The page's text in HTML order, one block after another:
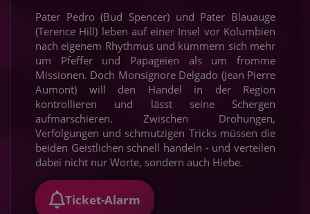
Pater Pedro (Bud Spencer) und Pater Blauauge
(Terence Hill) leben auf einer Insel vor Kolumbien
nach eigenem Rhythmus und kümmern sich mehr
um Pfeffer und Papageien als um fromme
Missionen. Doch Monsignore Delgado (Jean Pierre
Aumont) will den Handel in der Region
kontrollieren und lässt seine Schergen
aufmarschieren. Zwischen Drohungen,
Verfolgungen und schmutzigen Tricks müssen die
beiden Geistlichen schnell handeln - und verteilen
dabei nicht nur Worte, sondern auch Hiebe.
Ticket-Alarm